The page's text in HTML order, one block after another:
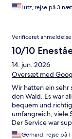
Lutz, rejse på 3
Verificeret anmeldelse
10/10
14. jun. 2026
Oversæt med
Wir hatten ein sehr
den Wald. Es war
bequem und
umfangreich, viele
Der Service war
Frühstück.
Gerhard, rejse på